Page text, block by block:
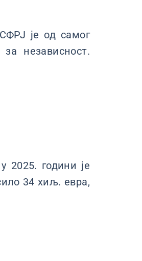
је од самог
независност.
2025. години је
34 хиљ. евра,